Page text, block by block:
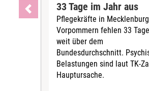
33 Tage im Jahr aus
Pflegekräfte in
Vorpommern fehlen 33
weit über dem
Bundesdurchschnitt.
Belastungen sind laut TK-
Hauptursache.